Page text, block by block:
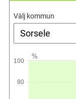
Välj kommun
%
80
100